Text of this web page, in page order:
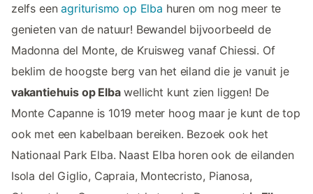
zelfs eenagriturismo op Elba huren om nog meer te
genieten van de natuur! Bewandel bijvoorbeeld de
Madonna del Monte, de Kruisweg vanaf Chiessi. Of
beklim de hoogste berg van het eiland die je vanuit je
vakantiehuis op Elbawellicht kunt zien liggen! De
Monte Capanne is 1019 meter hoog maar je kunt de top
ook met een kabelbaan bereiken. Bezoek ook het
Nationaal Park Elba. Naast Elba horen ook de eilanden
Isola del Giglio, Capraia, Montecristo, Pianosa,